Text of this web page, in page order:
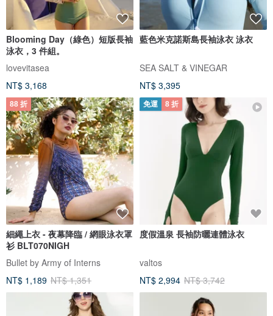
Blooming Day（綠色）短版長袖
泳衣，3 件組。
lovevitasea
NT$ 3,168
藍色米克諾斯島長袖泳衣 泳衣
SEA SALT & VINEGAR
NT$ 3,395
88 折
細繩上衣 - 夜幕降臨 / 網眼泳衣罩
衫 BLT070NIGH
Bullet by Army of Interns
NT$ 1,189 NT$ 1,351
免運 8 折
度假溫泉 長袖防曬連體泳衣
valtos
NT$ 2,994 NT$ 3,742